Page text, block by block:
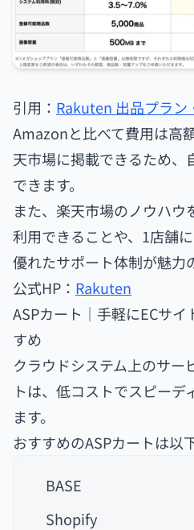
引用： Rakuten 出品プラン
Amazonと比べて費用は高
天市場に掲載できるため、
できます。
また、楽天市場のノウハウ
利用できることや、1店舗
優れたサポート体制が魅力
公式HP： Rakuten
ASPカート｜手軽にECサ
すめ
クラウドシステム上のサー
トは、低コストでスピー
ます。
おすすめのASPカートは以
BASE
Shopify